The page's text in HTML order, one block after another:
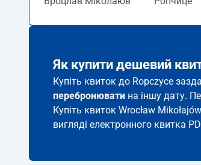
Як купити дешевий
Купіть квиток до Ropczyce
перебронювати на іншу дату.
Купіть квиток Wrocław
вигляді електронного квитка